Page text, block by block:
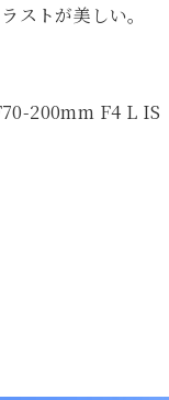
ストが美しい。
200mm F4 L IS